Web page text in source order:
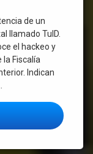
de un
llamado TuID.
el hackeo y
Fiscalía
Indican
en Uruguay al